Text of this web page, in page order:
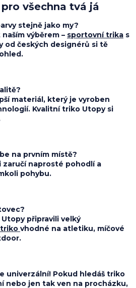
všechna tvá já
stejně jako my?
výběrem – sportovní trika s
od českých designérů si tě
?
materiál, který je vyroben
Kvalitní triko Utopy si
na prvním místě?
naprosté pohodlí a
pohybu.
?
připravili velký
vhodné na atletiku, míčové
univerzální! Pokud hledáš triko
nebo jen tak ven na procházku,